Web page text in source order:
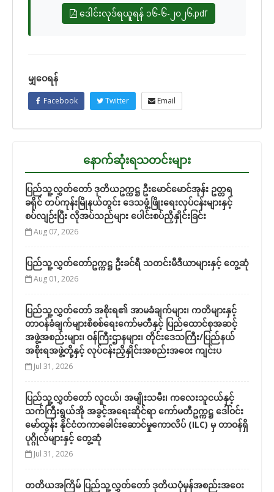
ဒေါင်းလုဒ်ရယူရန် ၁၆-၆-၂၀၂၆.pdf
မျှဝေရန်
Facebook Twitter Email
နောက်ဆုံးရသတင်းများ
ပြည်သူ့လွှတ်တော် ဒုတိယဥက္ကဋ္ဌ ဦးမောင်မောင်အုန်း ဥတ္တရ
ခရိုင် တပ်ကုန်းမြိုနယ်တွင်း ဒေသဖွံ့ဖြိုးရေးလုပ်ငန်းများနှင့်
စပ်လျဉ်းပြီး လိုအပ်သည်များ ပေါင်းစပ်ညှိနှိုင်းခြင်း
Aug 07, 2026
ပြည်သူ့လွှတ်တော်ဥက္ကဋ္ဌ ဦးခင်ရီ သတင်းမီဒီယာများနှင့် တွေ့ဆုံ
Aug 01, 2026
ပြည်သူ့လွှတ်တော် အစိုးရ၏ အာမခံချက်များ၊ ကတိများနှင့်
တာဝန်ခံချက်များစိစစ်ရေးကော်မတီနှင့် ပြည်ထောင်စုအဆင့်
အဖွဲ့အစည်းများ၊ ဝန်ကြီးဌာနများ၊ တိုင်းဒေသကြီး/ပြည်နယ်
အစိုးရအဖွဲ့တို့နှင့် လုပ်ငန်းညှိနှိုင်းအစည်းအဝေး ကျင်းပ
Jul 31, 2026
ပြည်သူ့လွှတ်တော် လူငယ်၊ အမျိုးသမီး၊ ကလေးသူငယ်နှင့်
သက်ကြီးရွယ်အို အခွင့်အရေးဆိုင်ရာ ကော်မတီဥက္ကဋ္ဌ ဒေါ်ဝင်း
မော်ထွန်း နိုင်ငံတကာခေါင်းဆောင်မှုကောလိပ် (ILC) မှ တာဝန်ရှိ
ပုဂ္ဂိုလ်များနှင့် တွေ့ဆုံ
Jul 31, 2026
တတိယအကြိမ် ပြည်သူ့လွှတ်တော် ဒုတိယပုံမှန်အစည်းအဝေး